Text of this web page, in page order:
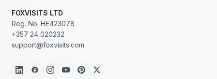
FOXVISITS LTD
Reg. No: HE423078
+357 24 020232
support@foxvisits.com